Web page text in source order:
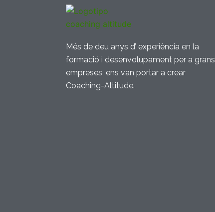
Més de deu anys d’ experiència en la
formació i desenvolupament per a grans
empreses, ens van portar a crear
Coaching-Altitude.